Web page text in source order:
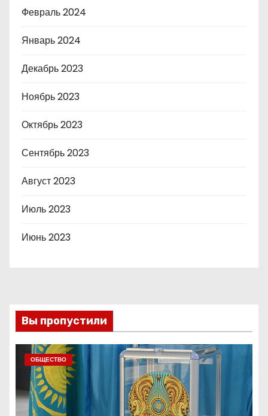
Февраль 2024
Январь 2024
Декабрь 2023
Ноябрь 2023
Октябрь 2023
Сентябрь 2023
Август 2023
Июль 2023
Июнь 2023
Вы пропустили
ОБЩЕСТВО